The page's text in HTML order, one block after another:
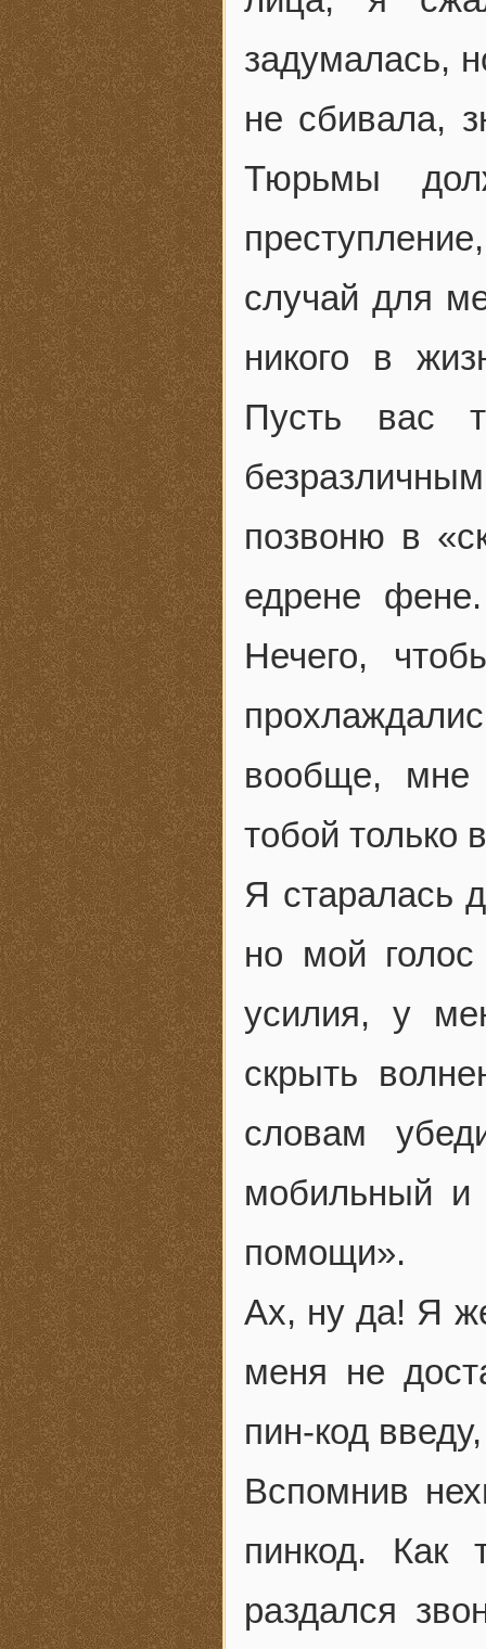
задумалась,
не сбивала,
Тюрьмы
случай для
никого в
Пусть вас
позвоню в
едрене
Нечего,
вообще, мне
тобой только
Я старалась
но мой
усилия, у
скрыть
словам
мобильный и
помощи».
Ax, ну да! Я
меня не
пин-код
Вспомнив
пинкод. Как
раздался